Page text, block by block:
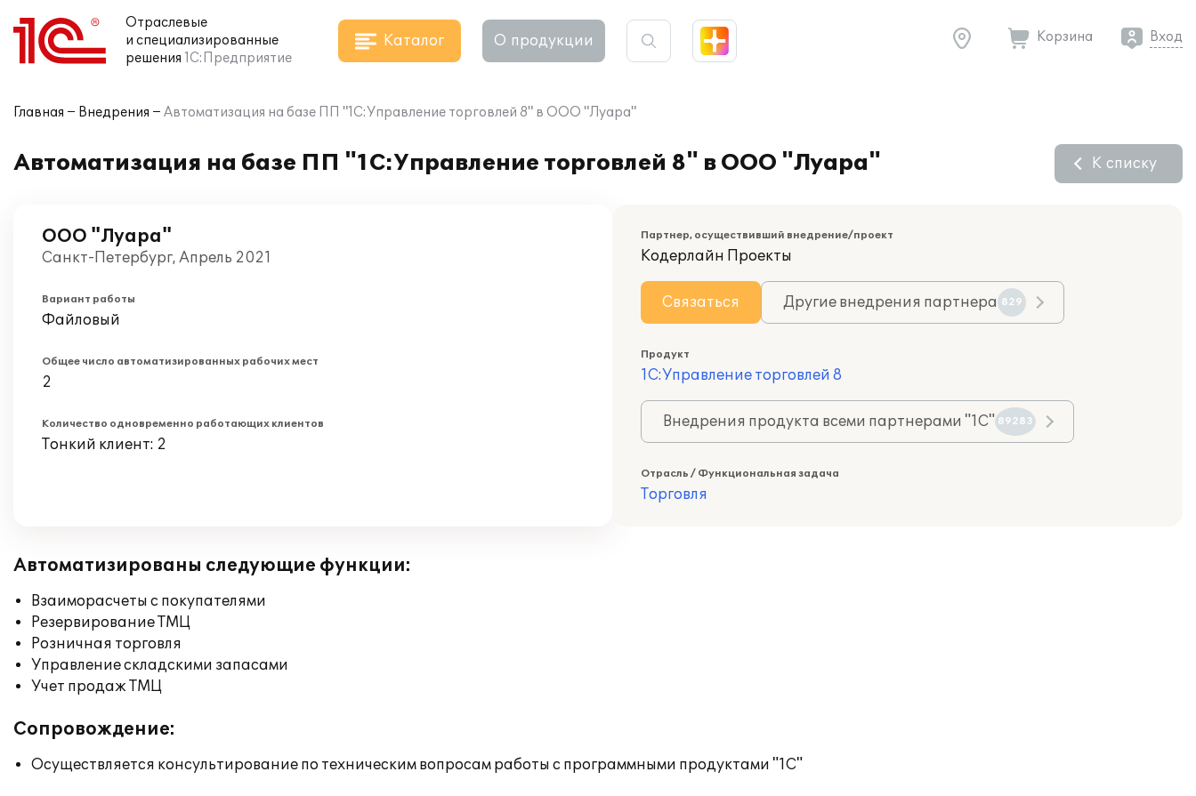
Отраслевые
и специализированные
решения 1С:Предприятие
Каталог О продукции Корзина Вход
Главная Внедрения Автоматизация на базе ПП "1С:Управление торговлей 8" в ООО "Луара"
Автоматизация на базе ПП "1С:Управление торговлей 8" в ООО "Луара" К списку
ООО "Луара"
Санкт-Петербург, Апрель 2021
Вариант работы
Файловый
Общее число автоматизированных рабочих мест
2
Количество одновременно работающих клиентов
Тонкий клиент: 2
Партнер, осуществивший внедрение/проект
Кодерлайн Проекты
Связаться Другие внедрения партнера 829
Продукт
1С:Управление торговлей 8
Внедрения продукта всеми партнерами "1С" 89283
Отрасль / Функциональная задача
Торговля
Автоматизированы следующие функции:
Взаиморасчеты с покупателями
Резервирование ТМЦ
Розничная торговля
Управление складскими запасами
Учет продаж ТМЦ
Сопровождение:
Осуществляется консультирование по техническим вопросам работы с программными продуктами "1С"